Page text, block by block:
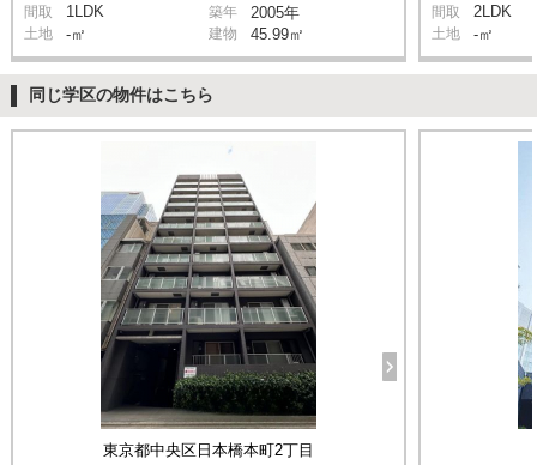
間取 1LDK 築年 2005年
土地 -㎡ 建物 45.99㎡
間取 2LDK
土地 -㎡
同じ学区の物件はこちら
東京都中央区日本橋本町2丁目